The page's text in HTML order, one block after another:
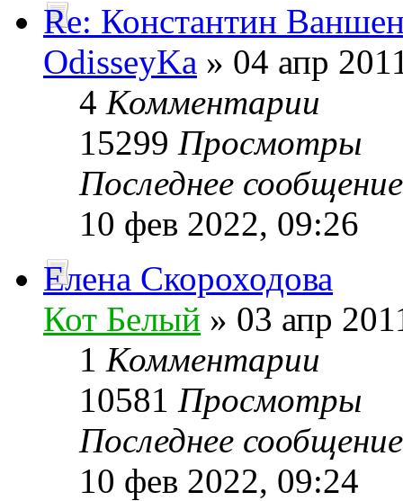
Re: Константин
OdisseyKa » 04 апр
4 Комментарии
15299 Просмотры
Последнее
10 фев 2022, 09:26
Елена Скороходова
Кот Белый » 03 апр
1 Комментарии
10581 Просмотры
Последнее
10 фев 2022, 09:24